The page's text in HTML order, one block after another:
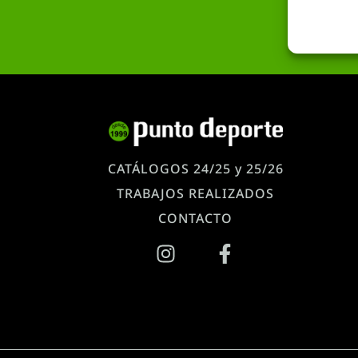
CATÁLOGOS 24/25 y 25/26
TRABAJOS REALIZADOS
CONTACTO